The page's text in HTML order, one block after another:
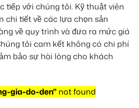
tiếp với chúng tôi. Kỹ thuật viên
chi tiết về các lựa chọn sản
về quy trình và đưa ra mức giá
tôi cam kết không có chi phí
bảo sự hài lòng cho khách
gia-do-den"not found